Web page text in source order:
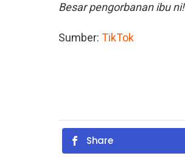
Besar pengorbanan ibu ni!
Sumber: TikTok
Share